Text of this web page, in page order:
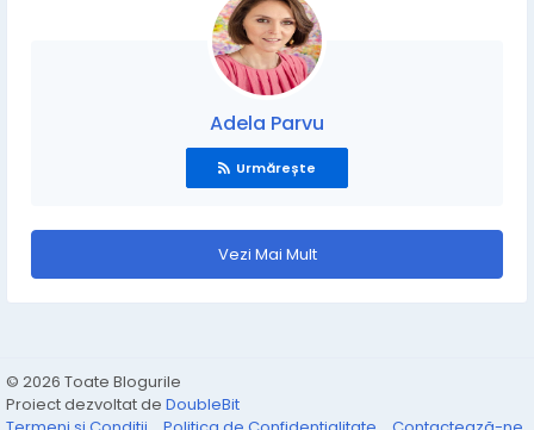
Adela Parvu
Urmărește
Vezi Mai Mult
© 2026 Toate Blogurile
Proiect dezvoltat de DoubleBit